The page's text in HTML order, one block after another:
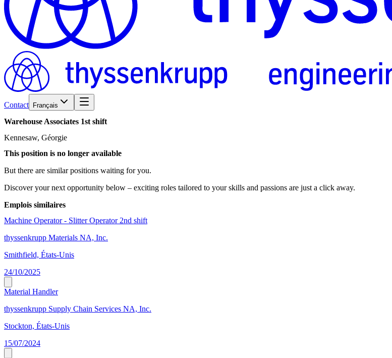
Contact Français
Warehouse Associates 1st shift
Kennesaw, Géorgie
This position is no longer available
But there are similar positions waiting for you.
Discover your next opportunity below – exciting roles tailored to your skills and passions are just a click away.
Emplois similaires
Machine Operator - Slitter Operator 2nd shift
thyssenkrupp Materials NA, Inc.
Smithfield, États-Unis
24/10/2025
Material Handler
thyssenkrupp Supply Chain Services NA, Inc.
Stockton, États-Unis
15/07/2024